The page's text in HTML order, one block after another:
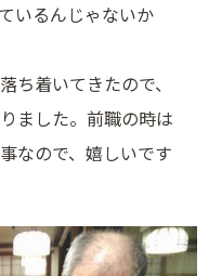
いるんじゃないか
ち着いてきたので、
ました。前職の時は
なので、嬉しいです